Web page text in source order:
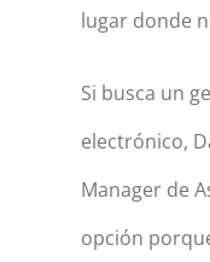
lugar donde
Si busca un
electrónico,
Manager de
opción